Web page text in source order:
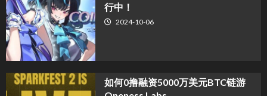
行中！
2024-10-06
如何0撸融资5000万美元BTC链游